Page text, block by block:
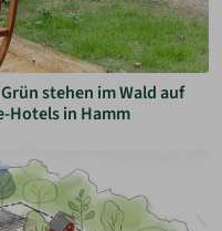
stehen im Wald auf
Hotels in Hamm